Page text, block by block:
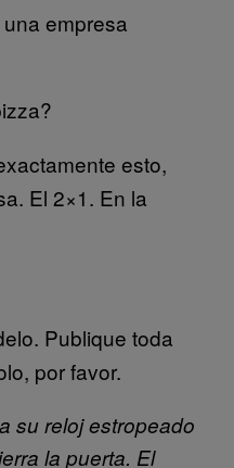
empresa
esto,
El 2×1. En la
Publique toda
por favor.
su reloj estropeado
la puerta. El